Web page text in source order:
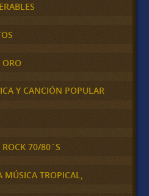
ORO
Y CANCIÓN POPULAR
70/80´S
TROPICAL,